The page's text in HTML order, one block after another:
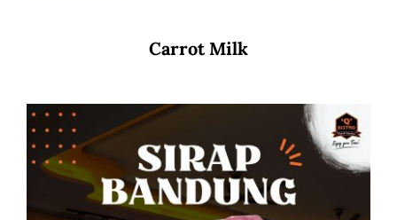
Carrot Milk